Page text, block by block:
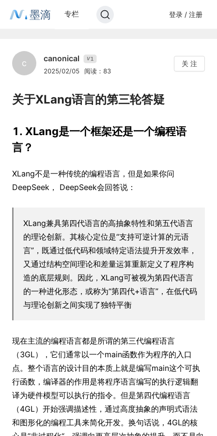
墨滴 专栏 登录 / 注册
c canonical V1
2025/02/05 阅读：83
关 注
关于XLang语言的第三轮答疑
1. XLang是一个框架还是一个编程语
言？
XLang不是一种传统的编程语言，但是如果你问
DeepSeek， DeepSeek会回答说：
XLang兼具第四代语言的高抽象特性和第五代语言
的理论创新。其核心定位是“支持可逆计算的元语
言”，既通过低代码和领域特定语法提升开发效率，
又通过结构空间理论和差量运算重新定义了程序构
造的底层规则。因此，XLang可被视为第四代语言
的一种进化形态，或称为“第四代+语言”，在低代码
与理论创新之间实现了独特平衡
现在主流的编程语言都是所谓的第三代编程语言
（3GL），它们通常以一个main函数作为程序的入口
点。整个语言的设计目的本质上就是编写main这个可执
行函数，编译器的作用是将程序语言编写的执行逻辑翻
译为硬件模型可以执行的指令。但是第四代编程语言
（4GL）开始强调描述性，通过高度抽象的声明式语法
和图形化的编程工具来简化开发。换句话说，4GL的核